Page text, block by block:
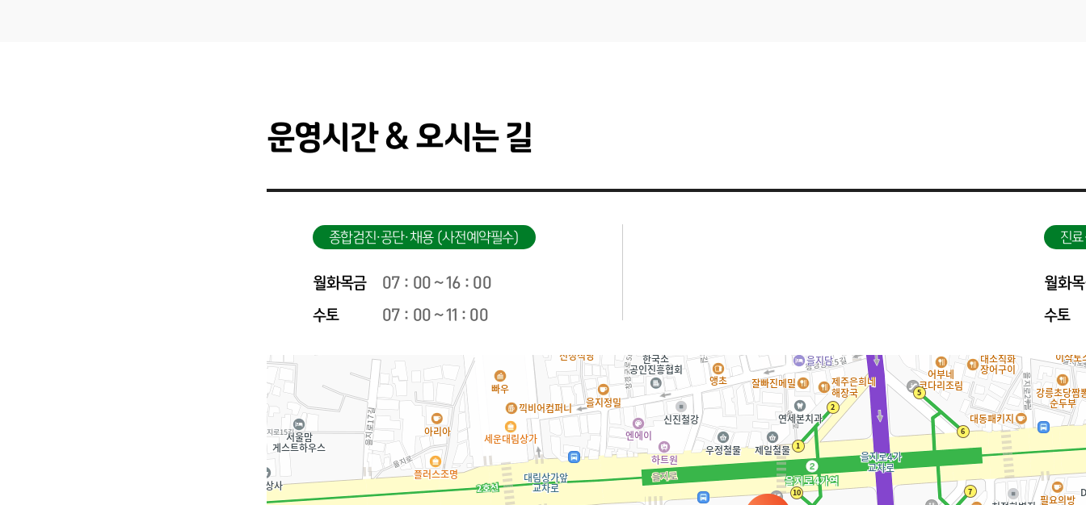
운영시간 & 오시는 길
종합검진·공단·채용 (사전예약필수)
월화목금
07 : 00 ~ 16 : 00
수토
07 : 00 ~ 11 : 00
진
월화
수토